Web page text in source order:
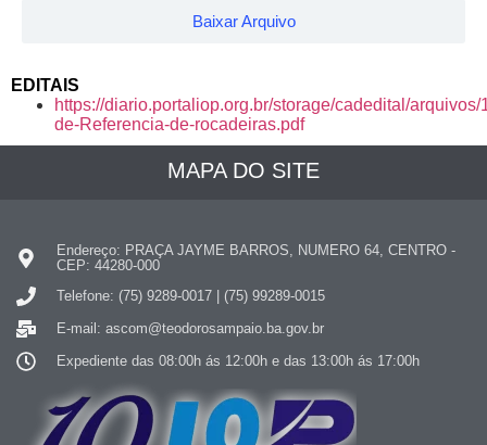
Baixar Arquivo
EDITAIS
https://diario.portaliop.org.br/storage/cadedital/arquivos/
de-Referencia-de-rocadeiras.pdf
MAPA DO SITE
Endereço: PRAÇA JAYME BARROS, NUMERO 64, CENTRO -
CEP: 44280-000
Telefone: (75) 9289-0017 | (75) 99289-0015
E-mail: ascom@teodorosampaio.ba.gov.br
Expediente das 08:00h ás 12:00h e das 13:00h ás 17:00h